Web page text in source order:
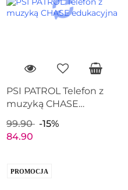
PSI PATROL Telefon z
muzyką CHASE
99.90
-15%
84.90
PROMOCJA